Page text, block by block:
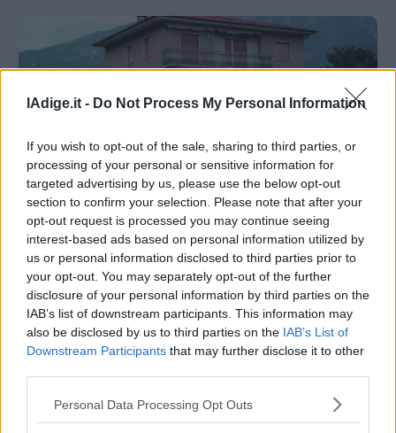
lAdige.it - Do Not Process My Personal Information
If you wish to opt-out of the sale, sharing to third parties, or
processing of your personal or sensitive information for
targeted advertising by us, please use the below opt-out
section to confirm your selection. Please note that after your
opt-out request is processed you may continue seeing
interest-based ads based on personal information utilized by
us or personal information disclosed to third parties prior to
your opt-out. You may separately opt-out of the further
disclosure of your personal information by third parties on the
IAB’s list of downstream participants. This information may
also be disclosed by us to third parties on the IAB’s List of
Downstream Participants that may further disclose it to other
Personal Data Processing Opt Outs
CRONACA
Caso Tenni, ucciso ad Ala da un colpo di
pistola di un carabiniere: per la Procura fu
un incidente
Il filmato della “bodycam” e la ricostruzione balistica
confermano: il militare sparò per terra, ma la
NICOLA GUARNIERI
29 OTTOBRE 2021